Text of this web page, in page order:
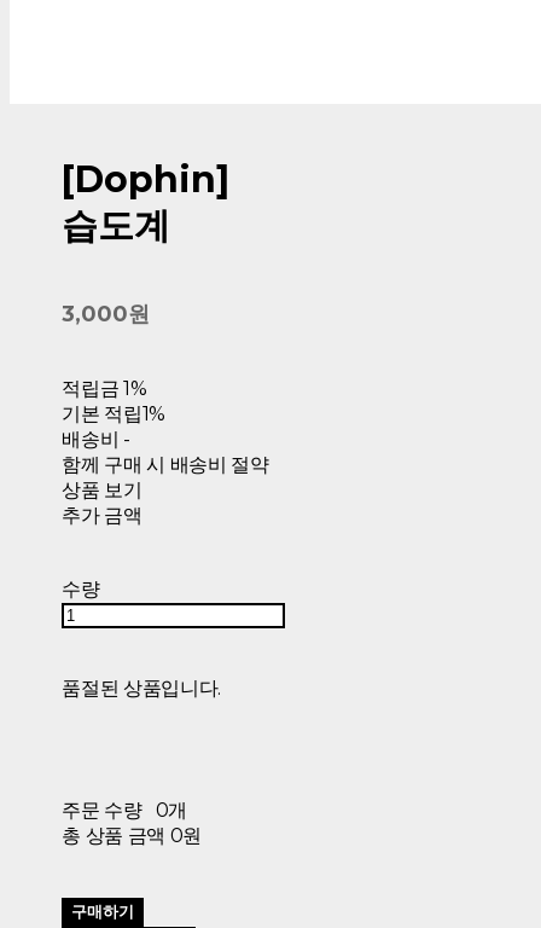
[Dophin]
습도계
3,000원
적립금 1%
기본 적립1%
배송비 -
함께 구매 시 배송비 절약
상품 보기
추가 금액
수량
품절된 상품입니다.
주문 수량
0개
총 상품 금액 0원
구매하기